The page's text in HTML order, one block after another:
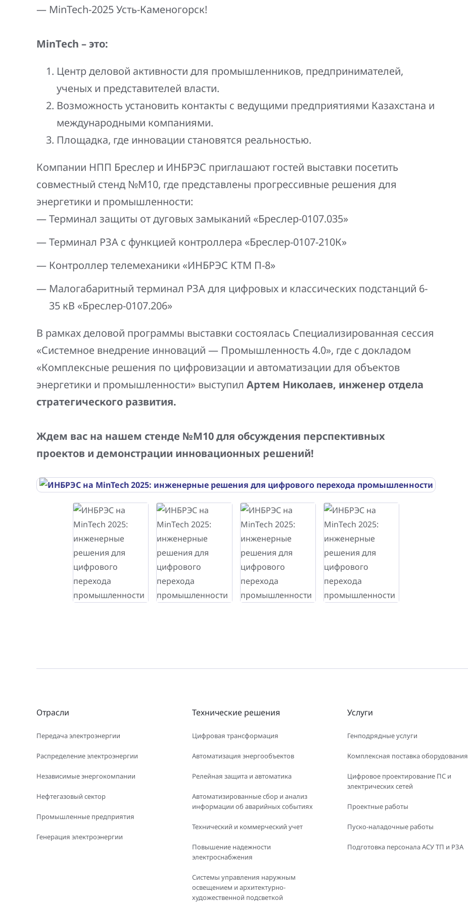
Генерация электроэнергии
Устройства релейной защиты и автоматики
Сбор и анализ информации об аварийных
Оборудование компенсации емкостных
— MinTech-2025 Усть-Каменогорск!
MinTech – это:
Центр деловой активности для промышленников, предпринимателей,
ученых и представителей власти.
Возможность установить контакты с ведущими предприятиями Казахстана и
международными компаниями.
Площадка, где инновации становятся реальностью.
Компании НПП Бреслер и ИНБРЭС приглашают гостей выставки посетить
совместный стенд №М10, где представлены прогрессивные решения для
энергетики и промышленности:
Терминал защиты от дуговых замыканий «Бреслер-0107.035»
Терминал РЗА с функцией контроллера «Бреслер-0107-210К»
Контроллер телемеханики «ИНБРЭС КТМ П-8»
Малогабаритный терминал РЗА для цифровых и классических подстанций 6-
35 кВ «Бреслер-0107.206»
В рамках деловой программы выставки состоялась Специализированная сессия
«Системное внедрение инноваций — Промышленность 4.0», где с докладом
«Комплексные решения по цифровизации и автоматизации для объектов
энергетики и промышленности» выступил Артем Николаев, инженер отдела
стратегического развития.
Ждем вас на нашем стенде №М10 для обсуждения перспективных
проектов и демонстрации инновационных решений!
Отрасли
Передача электроэнергии
Распределение электроэнергии
Независимые энергокомпании
Нефтегазовый сектор
Промышленные предприятия
Генерация электроэнергии
Технические решения
Цифровая трансформация
Автоматизация энергообъектов
Релейная защита и автоматика
Автоматизированные сбор и анализ
информации об аварийных событиях
Технический и коммерческий учет
Повышение надежности
электроснабжения
Системы управления наружным
освещением и архитектурно-
художественной подсветкой
Услуги
Генподрядные услуги
Комплексная поставка оборудования
Цифровое проектирование ПС и
электрических сетей
Проектные работы
Пуско-наладочные работы
Подготовка персонала АСУ ТП и РЗА